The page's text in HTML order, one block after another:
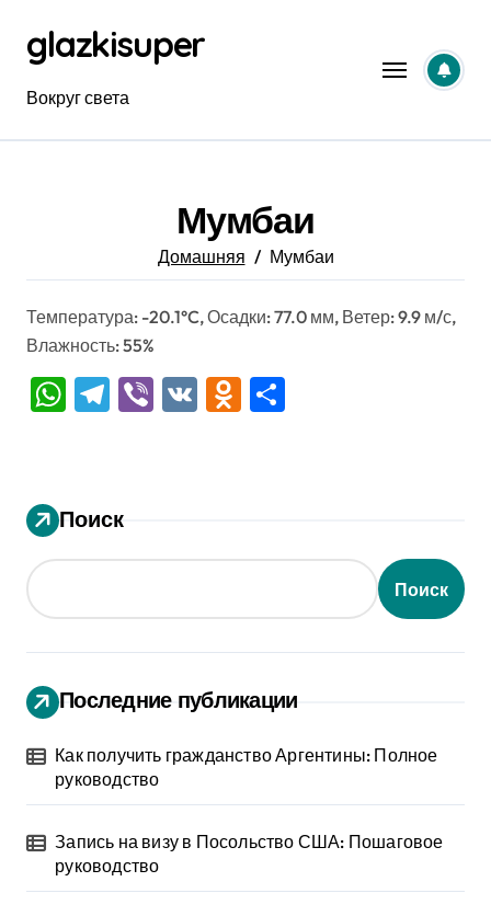
содержанию
glazkisuper
Вокруг света
Мумбаи
Домашняя Мумбаи
Температура: -20.1°C, Осадки: 77.0 мм, Ветер: 9.9 м/с,
Влажность: 55%
WhatsApp
Telegram
Viber
VK Odnoklassniki
Поиск
Поиск
Последние публикации
Как получить гражданство Аргентины: Полное
руководство
Запись на визу в Посольство США: Пошаговое
руководство